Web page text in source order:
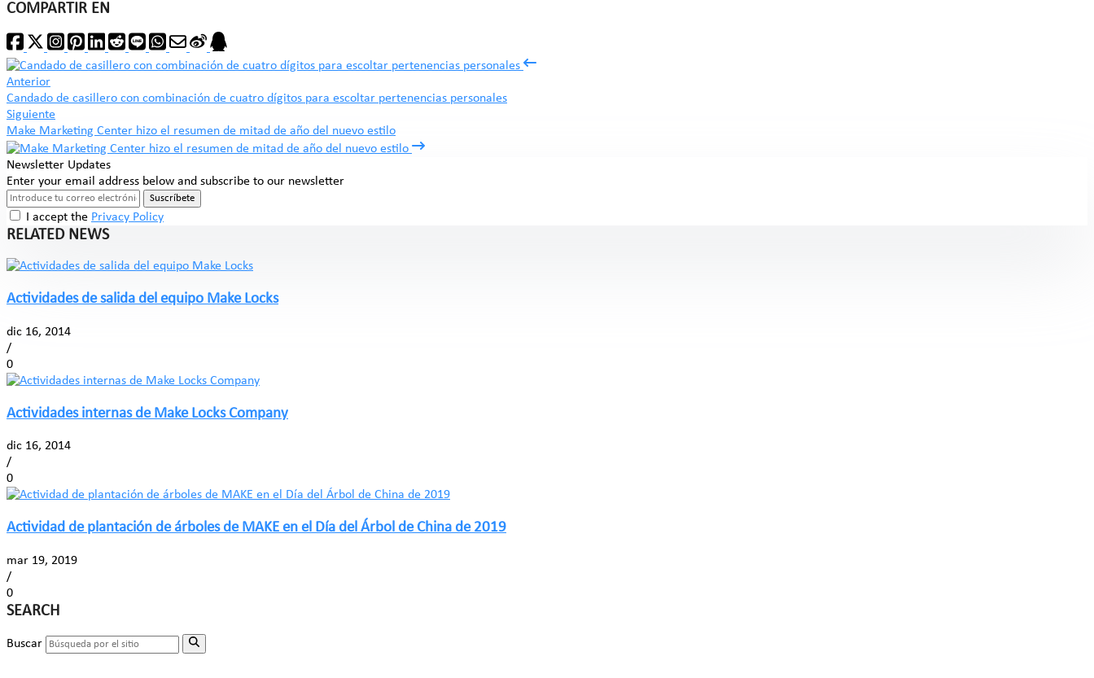
COMPARTIR EN
Anterior
Candado de casillero con combinación de cuatro dígitos para escoltar pertenencias personales
Siguiente
Make Marketing Center hizo el resumen de mitad de año del nuevo estilo
Newsletter Updates
Enter your email address below and subscribe to our newsletter
Suscríbete
I accept the Privacy Policy
RELATED NEWS
Actividades de salida del equipo Make Locks
dic 16, 2014
/
0
Actividades internas de Make Locks Company
dic 16, 2014
/
0
Actividad de plantación de árboles de MAKE en el Día del Árbol de China de 2019
mar 19, 2019
/
0
SEARCH
Buscar